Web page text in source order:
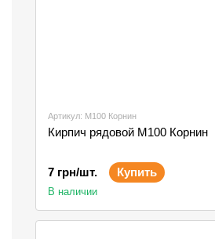
Артикул: М100 Корнин
Кирпич рядовой М100 Корнин
7 грн/шт. Купить
В наличии